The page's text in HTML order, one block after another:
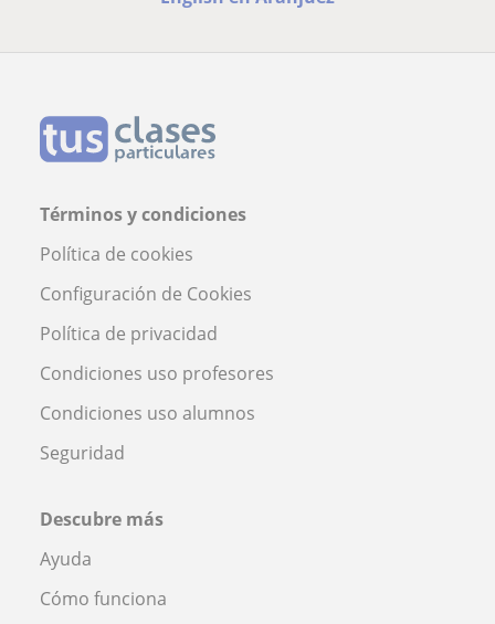
Términos y condiciones
Política de cookies
Configuración de Cookies
Política de privacidad
Condiciones uso profesores
Condiciones uso alumnos
Seguridad
Descubre más
Ayuda
Cómo funciona